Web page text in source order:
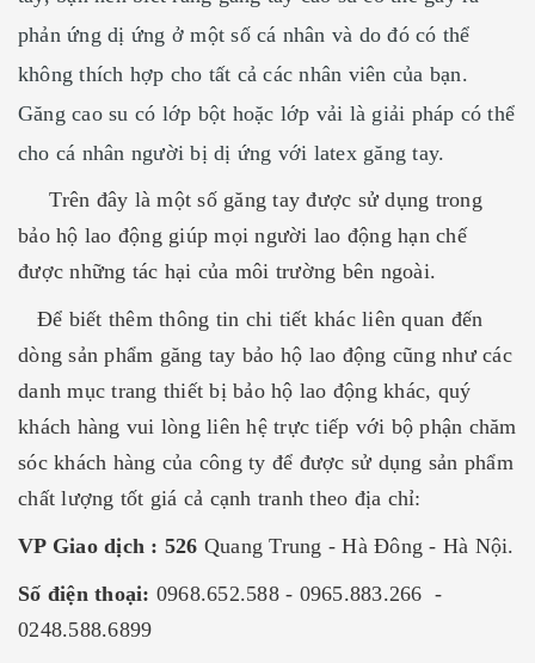
phản ứng dị ứng ở một số cá nhân và do đó có thể
không thích hợp cho tất cả các nhân viên của bạn.
Găng cao su có lớp bột hoặc lớp vải là giải pháp có thể
cho cá nhân người bị dị ứng với latex găng tay.
Trên đây là một số găng tay được sử dụng trong
bảo hộ lao động giúp mọi người lao động hạn chế
được những tác hại của môi trường bên ngoài.
Để biết thêm thông tin chi tiết khác liên quan đến
dòng sản phẩm găng tay bảo hộ lao động cũng như các
danh mục trang thiết bị bảo hộ lao động khác, quý
khách hàng vui lòng liên hệ trực tiếp với bộ phận chăm
sóc khách hàng của công ty để được sử dụng sản phẩm
chất lượng tốt giá cả cạnh tranh theo địa chỉ:
VP Giao dịch : 526 Quang Trung - Hà Đông - Hà Nội.
Số điện thoại: 0968.652.588 - 0965.883.266 -
0248.588.6899